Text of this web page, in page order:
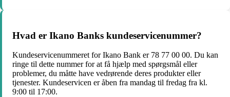
Hvad er Ikano Banks kundeservicenummer?
Kundeservicenummeret for Ikano Bank er 78 77 00 00. Du kan
ringe til dette nummer for at få hjælp med spørgsmål eller
problemer, du måtte have vedrørende deres produkter eller
tjenester. Kundeservicen er åben fra mandag til fredag fra kl.
9:00 til 17:00.